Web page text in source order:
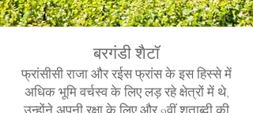
बरगंडी शैटॉ
फ्रांसीसी राजा और रईस फ्रांस के इस हिस्से में
अधिक भूमि वर्चस्व के लिए लड़ रहे क्षेत्रों में थे,